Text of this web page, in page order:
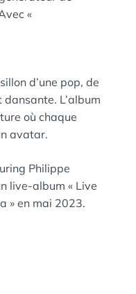
«
d’une pop, de
L’album
où chaque
avatar.
Philippe
live-album « Live
» en mai 2023.